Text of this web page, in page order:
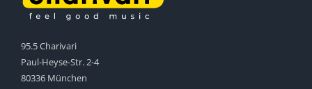
95.5 Charivari
Paul-Heyse-Str. 2-4
80336 München